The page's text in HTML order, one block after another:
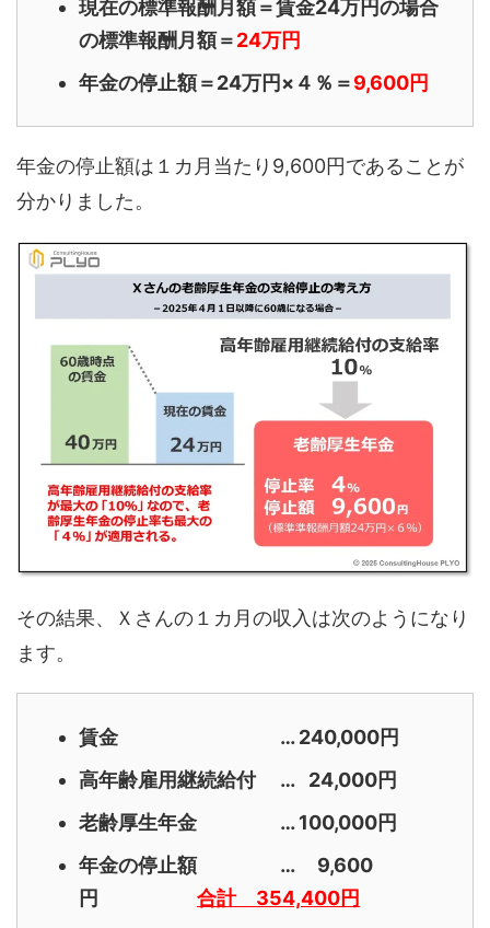
現在の標準報酬月額＝賃金24万円の場合
の標準報酬月額＝24万円
年金の停止額＝24万円×４％＝9,600円
年金の停止額は１カ月当たり9,600円であることが
分かりました。
その結果、Ｘさんの１カ月の収入は次のようになり
ます。
賃金 … 240,000円
高年齢雇用継続給付 … 24,000円
老齢厚生年金 … 100,000円
年金の停止額 … 9,600
円 合計 354,400円